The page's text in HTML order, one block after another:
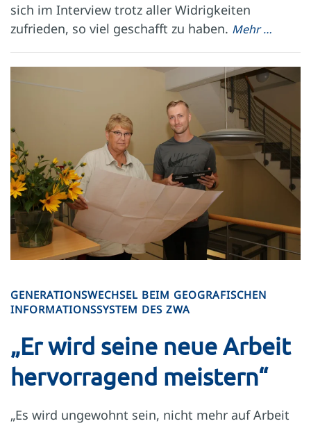
sich im Interview trotz aller Widrigkeiten
zufrieden, so viel geschafft zu haben. Mehr …
GENERATIONSWECHSEL BEIM GEOGRAFISCHEN
INFORMATIONSSYSTEM DES ZWA
„Er wird seine neue Arbeit
hervorragend meistern“
„Es wird ungewohnt sein, nicht mehr auf Arbeit